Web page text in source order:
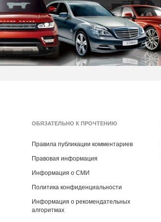
ОБЯЗАТЕЛЬНО К ПРОЧТЕНИЮ
Правила публикации комментариев
Правовая информация
Информация о СМИ
Политика конфиденциальности
Информация о рекомендательных
алгоритмах